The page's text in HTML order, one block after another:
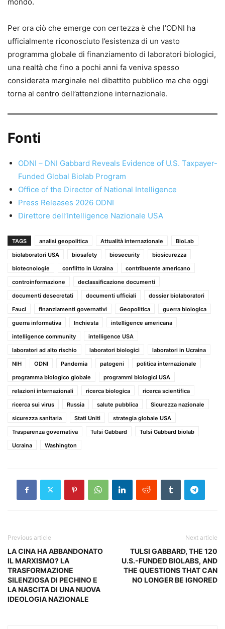
Per ora ciò che emerge con certezza è che l’ODNI ha
ufficialmente riconosciuto l’esistenza di un vasto
programma globale di finanziamento di laboratori biologici,
una realtà che fino a pochi anni fa veniva spesso
considerata marginale nel dibattito pubblico ma che oggi
torna al centro dell’attenzione internazionale.
Fonti
ODNI – DNI Gabbard Reveals Evidence of U.S. Taxpayer-
Funded Global Biolab Program
Office of the Director of National Intelligence
Press Releases 2026 ODNI
Direttore dell’Intelligence Nazionale USA
TAGS analisi geopolitica Attualità internazionale
BioLab
biolaboratori USA
biosafety biosecurity
biosicurezza
biotecnologie
conflitto in Ucraina
contribuente americano
controinformazione
declassificazione documenti
documenti desecretati
documenti ufficiali
dossier biolaboratori
Fauci
finanziamenti governativi Geopolitica
guerra biologica
guerra informativa
Inchiesta
intelligence americana
intelligence community
intelligence USA
laboratori ad alto rischio
laboratori biologici
laboratori in Ucraina
NIH
ODNI Pandemia patogeni
politica internazionale
programma biologico globale
programmi biologici USA
relazioni internazionali
ricerca biologica
ricerca scientifica
ricerca sui virus
Russia salute pubblica
Sicurezza nazionale
sicurezza sanitaria
Stati Uniti
strategia globale USA
Trasparenza governativa
Tulsi Gabbard
Tulsi Gabbard biolab
Ucraina
Washington
Previous article
LA CINA HA ABBANDONATO
IL MARXISMO? LA
TRASFORMAZIONE
SILENZIOSA DI PECHINO E
LA NASCITA DI UNA NUOVA
IDEOLOGIA NAZIONALE
Next article
TULSI GABBARD, THE 120
U.S.-FUNDED BIOLABS, AND
THE QUESTIONS THAT CAN
NO LONGER BE IGNORED